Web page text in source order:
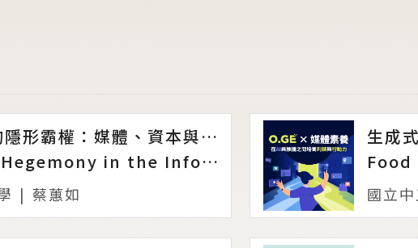
資訊時代的隱形霸權：媒體、資本與數據政治
Invisible Hegemony in the Information Age: Media, Capital, and Data Politics
| 蔡蕙如
生成
國立